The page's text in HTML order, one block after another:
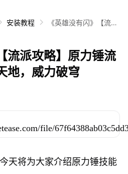
安装教程
《英雄没有闪》【流派
穹
流派攻略】原力锤流
，威力破穹
天将为大家介绍原力锤技能